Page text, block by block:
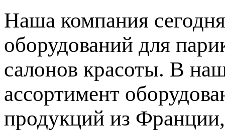
Наша компания
оборудований для
салонов красоты. В
ассортимент
продукций из